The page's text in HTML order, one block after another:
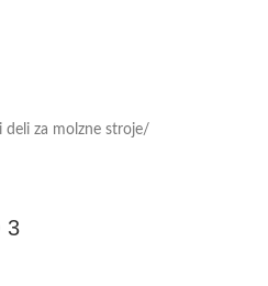
deli za molzne stroje/
3